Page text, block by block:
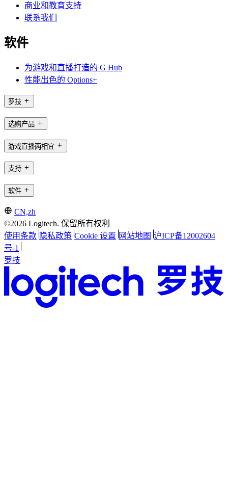
商业和教育支持
联系我们
软件
为游戏和直播打造的 G Hub
性能出色的 Options+
罗技
选购产品
游戏直播两相宜
支持
软件
CN,zh
©2026 Logitech. 保留所有权利
使用条款 隐私政策 Cookie 设置 网站地图 沪ICP备12002604
号-1
罗技